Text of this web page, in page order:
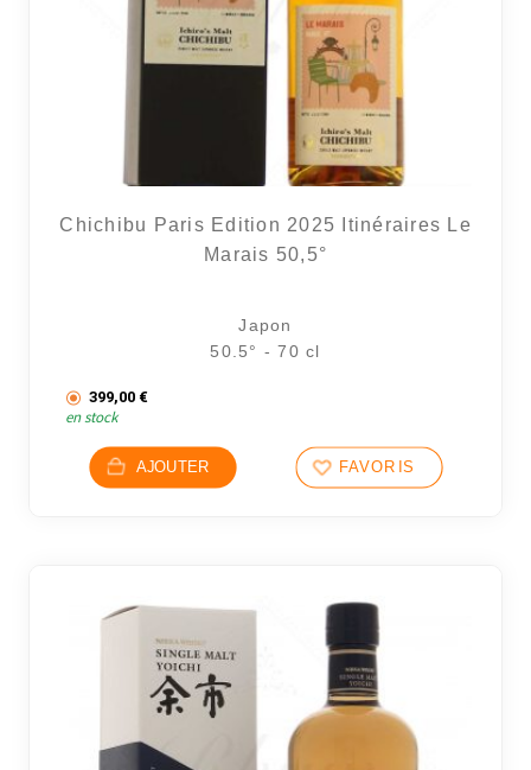
Chichibu Paris Edition 2025 Itinéraires Le
Marais 50,5°
Japon
50.5° - 70 cl
399,00 €
en stock
AJOUTER FAVORIS